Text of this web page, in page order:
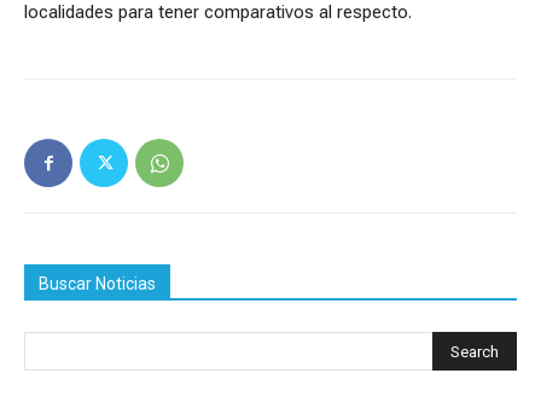
localidades para tener comparativos al respecto.
Buscar Noticias